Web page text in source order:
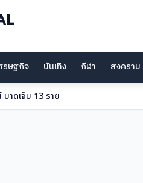
รษฐกิจ บันเทิง กีฬา สงคราม
าดเจ็บ 13 ราย